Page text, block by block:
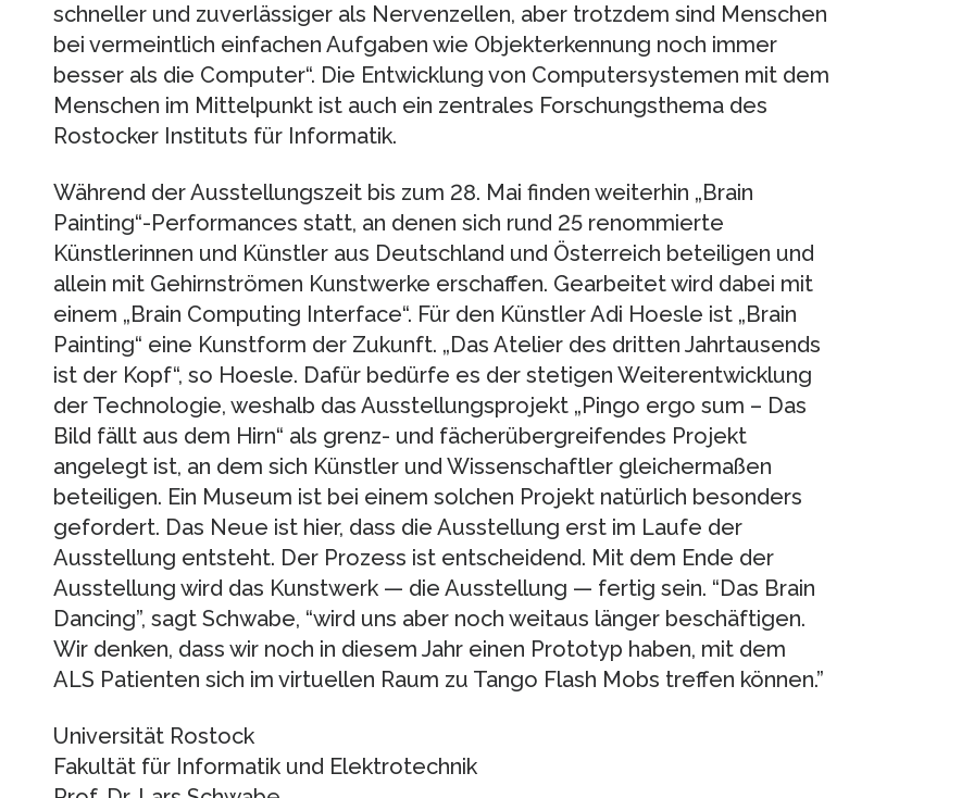
schneller und zuverlässiger als Nervenzellen, aber trotzdem sind Menschen
bei vermeintlich einfachen Aufgaben wie Objekterkennung noch immer
besser als die Computer“. Die Entwicklung von Computersystemen mit dem
Menschen im Mittelpunkt ist auch ein zentrales Forschungsthema des
Rostocker Instituts für Informatik.
Während der Ausstellungszeit bis zum 28. Mai finden weiterhin „Brain
Painting“-Performances statt, an denen sich rund 25 renommierte
Künstlerinnen und Künstler aus Deutschland und Österreich beteiligen und
allein mit Gehirnströmen Kunstwerke erschaffen. Gearbeitet wird dabei mit
einem „Brain Computing Interface“. Für den Künstler Adi Hoesle ist „Brain
Painting“ eine Kunstform der Zukunft. „Das Atelier des dritten Jahrtausends
ist der Kopf“, so Hoesle. Dafür bedürfe es der stetigen Weiterentwicklung
der Technologie, weshalb das Ausstellungsprojekt „Pingo ergo sum – Das
Bild fällt aus dem Hirn“ als grenz- und fächerübergreifendes Projekt
angelegt ist, an dem sich Künstler und Wissenschaftler gleichermaßen
beteiligen. Ein Museum ist bei einem solchen Projekt natürlich besonders
gefordert. Das Neue ist hier, dass die Ausstellung erst im Laufe der
Ausstellung entsteht. Der Prozess ist entscheidend. Mit dem Ende der
Ausstellung wird das Kunstwerk — die Ausstellung — fertig sein. “Das Brain
Dancing”, sagt Schwabe, “wird uns aber noch weitaus länger beschäftigen.
Wir denken, dass wir noch in diesem Jahr einen Prototyp haben, mit dem
ALS Patienten sich im virtuellen Raum zu Tango Flash Mobs treffen können.”
Universität Rostock
Fakultät für Informatik und Elektrotechnik